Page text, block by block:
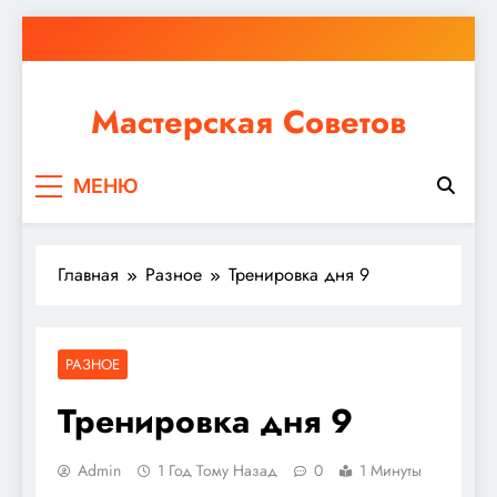
к
Мастерская Советов
ремонт или крупное строительство, в Мастерской
МЕНЮ
Главная Разное Тренировка дня 9
РАЗНОЕ
Тренировка дня 9
Admin 1 Год Тому Назад 0 1 Минуты